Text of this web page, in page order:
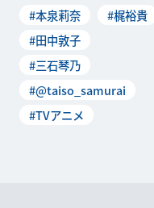
#本泉莉奈
#梶裕貴
#田中敦子
#三石琴乃
#@taiso_samurai
#TVアニメ